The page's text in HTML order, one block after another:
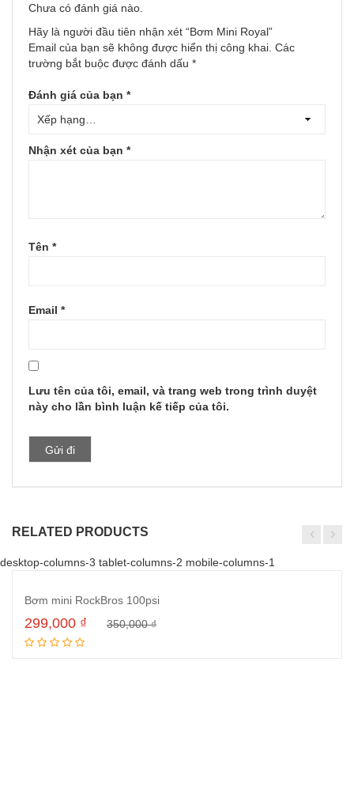
Chưa có đánh giá nào.
Hãy là người đầu tiên nhận xét “Bơm Mini Royal”
Email của bạn sẽ không được hiển thị công khai. Các
trường bắt buộc được đánh dấu *
Đánh giá của bạn *
Nhận xét của bạn *
Tên *
Email *
Lưu tên của tôi, email, và trang web trong trình duyệt
này cho lần bình luận kế tiếp của tôi.
RELATED PRODUCTS
desktop-columns-3 tablet-columns-2 mobile-columns-1
Bơm mini RockBros 100psi
350,000₫
299,000 ₫